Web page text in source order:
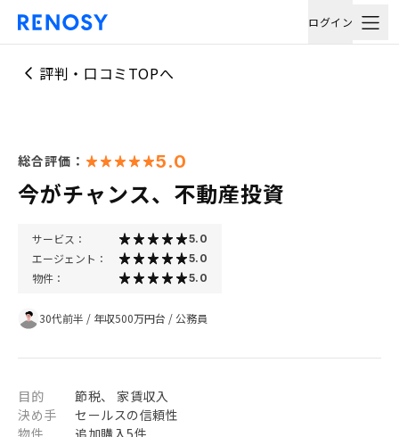
ログイン
評判・口コミTOPへ
総合評価： 5.0
今がチャンス、不動産投資
サービス： 5.0
エージェント： 5.0
物件： 5.0
30代前半 / 年収500万円台 /公務員
目的
節税、 家賃収入
決め手
セールスの信頼性
物件
追加購入5件